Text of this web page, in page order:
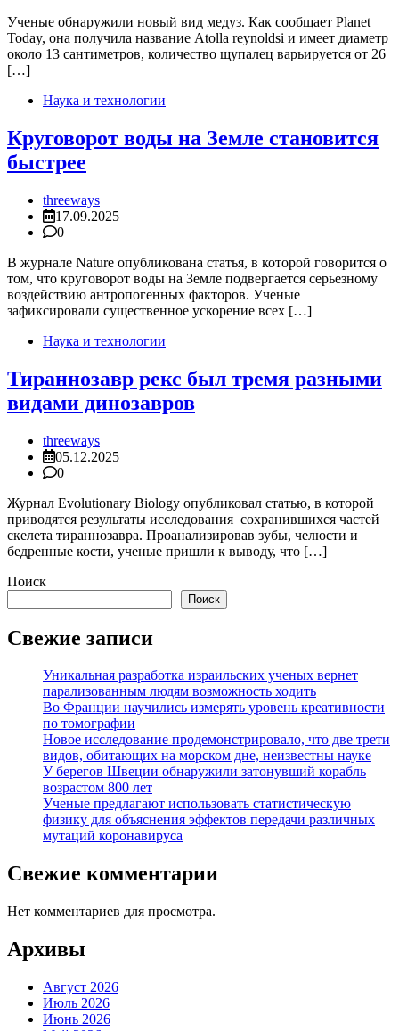
Ученые обнаружили новый вид медуз. Как сообщает Planet
Today, она получила название Atolla reynoldsi и имеет диаметр
около 13 сантиметров, количество щупалец варьируется от 26
[…]
Наука и технологии
Круговорот воды на Земле становится
быстрее
threeways
17.09.2025
0
В журнале Nature опубликована статья, в которой говорится о
том, что круговорот воды на Земле подвергается серьезному
воздействию антропогенных факторов. Ученые
зафиксировали существенное ускорение всех […]
Наука и технологии
Тираннозавр рекс был тремя разными
видами динозавров
threeways
05.12.2025
0
Журнал Evolutionary Biology опубликовал статью, в которой
приводятся результаты исследования сохранившихся частей
скелета тираннозавра. Проанализировав зубы, челюсти и
бедренные кости, ученые пришли к выводу, что […]
Поиск
Поиск
Свежие записи
Уникальная разработка израильских ученых вернет
парализованным людям возможность ходить
Во Франции научились измерять уровень креативности
по томографии
Новое исследование продемонстрировало, что две трети
видов, обитающих на морском дне, неизвестны науке
У берегов Швеции обнаружили затонувший корабль
возрастом 800 лет
Ученые предлагают использовать статистическую
физику для объяснения эффектов передачи различных
мутаций коронавируса
Свежие комментарии
Нет комментариев для просмотра.
Архивы
Август 2026
Июль 2026
Июнь 2026